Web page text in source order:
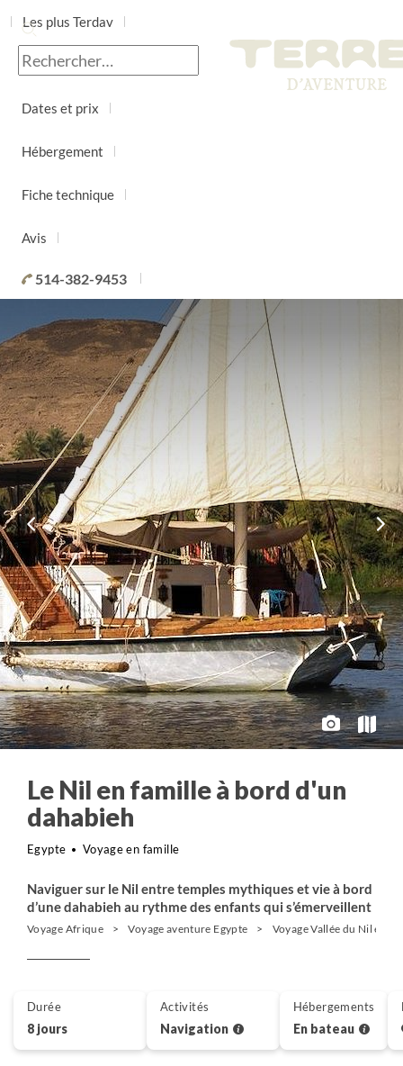
Les plus Terdav
Jour par jour
Dates et prix
Hébergement
Fiche technique
Avis
514-382-9453
Le Nil en famille à bord d'un
dahabieh
Egypte Voyage en famille
Naviguer sur le Nil entre temples mythiques et vie à bord
d’une dahabieh au rythme des enfants qui s’émerveillent
Voyage Afrique Voyage aventure Egypte Voyage Vallée du Nil et
Durée
8 jours
Activités
Navigation
Hébergements
En bateau